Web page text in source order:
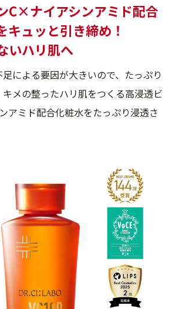
C×ナイアシンアミド配合
キュッと引き締め！
いハリ肌へ
による要因が大きいので、たっぷり
メの整ったハリ肌をつくる高浸透ビ
アミド配合化粧水をたっぷり浸透さ